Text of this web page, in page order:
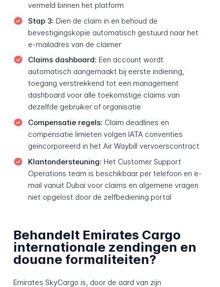
vermeld binnen het platform
Stap 3: Dien de claim in en behoud de
bevestigingskopie automatisch gestuurd naar het
e-mailadres van de claimer
Claims dashboard: Een account wordt
automatisch aangemaakt bij eerste indiening,
toegang verstrekkend tot een management
dashboard voor alle toekomstige claims van
dezelfde gebruiker of organisatie
Compensatie regels: Claim deadlines en
compensatie limieten volgen IATA conventies
geïncorporeerd in het Air Waybill vervoerscontract
Klantondersteuning: Het Customer Support
Operations team is beschikbaar per telefoon en e-
mail vanuit Dubai voor claims en algemene vragen
niet opgelost door de zelfbediening portal
Behandelt Emirates Cargo
internationale zendingen en
douane formaliteiten?
Emirates SkyCargo is, door de aard van zijn